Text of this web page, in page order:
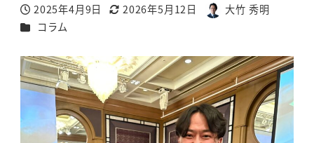
投稿日
2025年4月9日
更新日
2026年5月12日
著
大竹 秀明
カテゴリー
コラム